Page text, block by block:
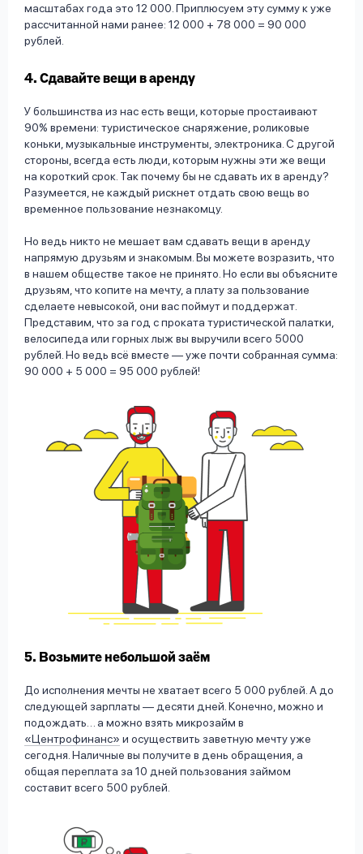
масштабах года это 12 000. Приплюсуем эту сумму к уже
рассчитанной нами ранее: 12 000 + 78 000 = 90 000
рублей.
4. Сдавайте вещи в аренду
У большинства из нас есть вещи, которые простаивают
90% времени: туристическое снаряжение, роликовые
коньки, музыкальные инструменты, электроника. С другой
стороны, всегда есть люди, которым нужны эти же вещи
на короткий срок. Так почему бы не сдавать их в аренду?
Разумеется, не каждый рискнет отдать свою вещь во
временное пользование незнакомцу.
Но ведь никто не мешает вам сдавать вещи в аренду
напрямую друзьям и знакомым. Вы можете возразить, что
в нашем обществе такое не принято. Но если вы объясните
друзьям, что копите на мечту, а плату за пользование
сделаете невысокой, они вас поймут и поддержат.
Представим, что за год с проката туристической палатки,
велосипеда или горных лыж вы выручили всего 5000
рублей. Но ведь всё вместе — уже почти собранная сумма:
90 000 + 5 000 = 95 000 рублей!
5. Возьмите небольшой заём
До исполнения мечты не хватает всего 5 000 рублей. А до
следующей зарплаты — десяти дней. Конечно, можно и
подождать… а можно взять микрозайм в
«Центрофинанс» и осуществить заветную мечту уже
сегодня. Наличные вы получите в день обращения, а
общая переплата за 10 дней пользования займом
составит всего 500 рублей.